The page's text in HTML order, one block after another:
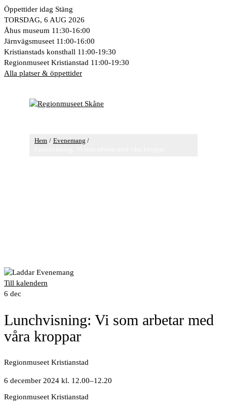
Hoppa
till
innehåll
Öppettider idag Stäng
TORSDAG, 6 AUG 2026
Åhus museum 11:30-16:00
Järnvägsmuseet 11:00-16:00
Kristianstads konsthall 11:00-19:30
Regionmuseet Kristianstad 11:00-19:30
Alla platser & öppettider
Hem
Evenemang
Till kalendern
6 dec
Lunchvisning: Vi som arbetar med
våra kroppar
Regionmuseet Kristianstad
6 december 2024 kl. 12.00–12.20
Regionmuseet Kristianstad